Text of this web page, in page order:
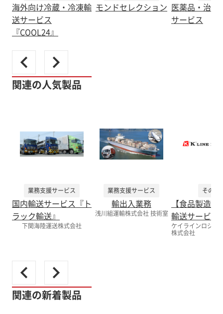
海外向け冷蔵・冷凍輸
送サービス
『COOL24』
モンドセレクション 医薬品・治験
サービス
関連の人気製品
業務支援サービス
国内輸送サービス『ト
ラック輸送』
下関海陸運送株式会社
業務支援サービス
輸出入業務
浅川組運輸株式会社 技術室
その他
【食品製造
輸送サービス
ケイラインロジス
株式会社
関連の新着製品